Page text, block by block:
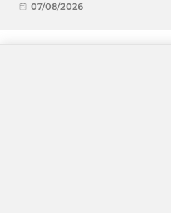
07/08/2026